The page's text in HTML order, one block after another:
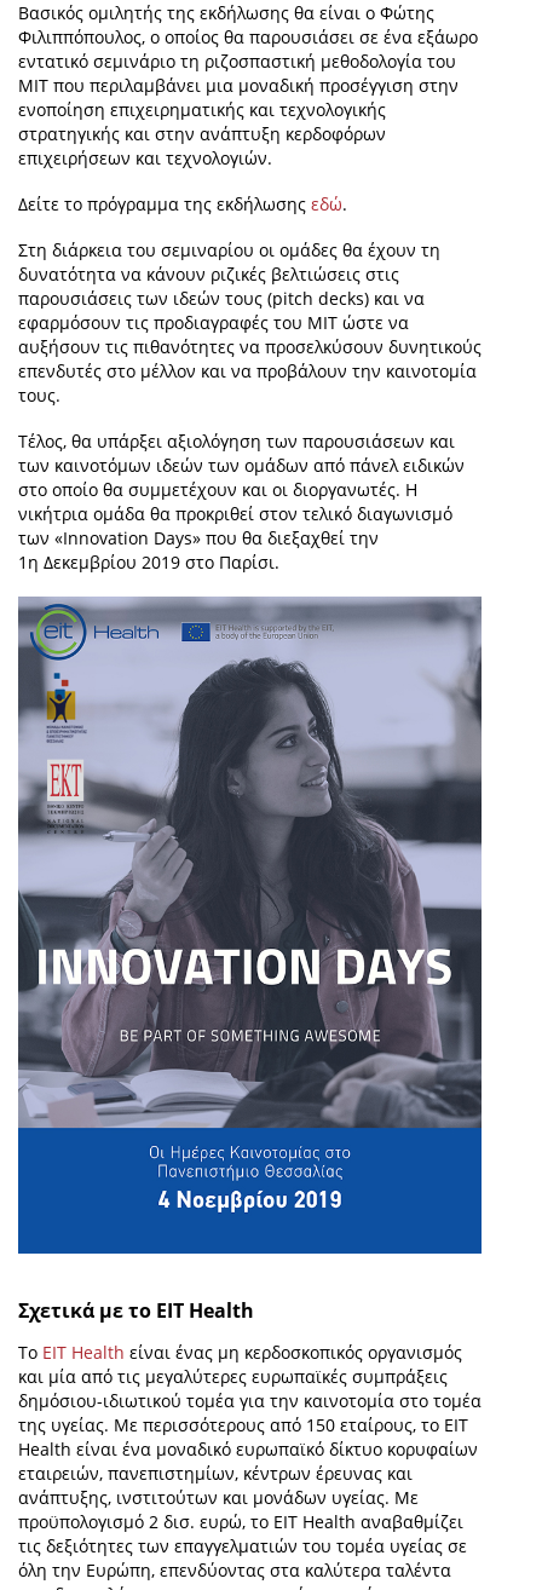
Βασικός ομιλητής της εκδήλωσης θα είναι ο Φώτης
Φιλιππόπουλος, ο οποίος θα παρουσιάσει σε ένα εξάωρο
εντατικό σεμινάριο τη ριζοσπαστική μεθοδολογία του
MIT που περιλαμβάνει μια μοναδική προσέγγιση στην
ενοποίηση επιχειρηματικής και τεχνολογικής
στρατηγικής και στην ανάπτυξη κερδοφόρων
επιχειρήσεων και τεχνολογιών.
Δείτε το πρόγραμμα της εκδήλωσης εδώ.
Στη διάρκεια του σεμιναρίου οι ομάδες θα έχουν τη
δυνατότητα να κάνουν ριζικές βελτιώσεις στις
παρουσιάσεις των ιδεών τους (pitch decks) και να
εφαρμόσουν τις προδιαγραφές του MIT ώστε να
αυξήσουν τις πιθανότητες να προσελκύσουν δυνητικούς
επενδυτές στο μέλλον και να προβάλουν την καινοτομία
τους.
Τέλος, θα υπάρξει αξιολόγηση των παρουσιάσεων και
των καινοτόμων ιδεών των ομάδων από πάνελ ειδικών
στο οποίο θα συμμετέχουν και οι διοργανωτές. Η
νικήτρια ομάδα θα προκριθεί στον τελικό διαγωνισμό
των «Innovation Days» που θα διεξαχθεί την
1η Δεκεμβρίου 2019 στο Παρίσι.
Σχετικά με το EIT Health
Το EIT Health είναι ένας μη κερδοσκοπικός οργανισμός
και μία από τις μεγαλύτερες ευρωπαϊκές συμπράξεις
δημόσιου-ιδιωτικού τομέα για την καινοτομία στο τομέα
της υγείας. Με περισσότερους από 150 εταίρους, το EIT
Health είναι ένα μοναδικό ευρωπαϊκό δίκτυο κορυφαίων
εταιρειών, πανεπιστημίων, κέντρων έρευνας και
ανάπτυξης, ινστιτούτων και μονάδων υγείας. Με
προϋπολογισμό 2 δισ. ευρώ, το EIT Health αναβαθμίζει
τις δεξιότητες των επαγγελματιών του τομέα υγείας σε
όλη την Ευρώπη, επενδύοντας στα καλύτερα ταλέντα